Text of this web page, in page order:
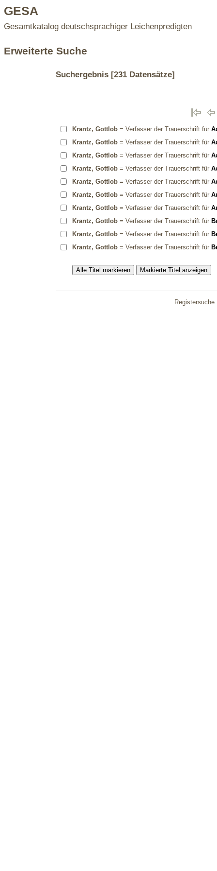
GESA
Gesamtkatalog deutschsprachiger Leichenpredigten
Erweiterte Suche
Suchergebnis[231 Datensätze]
Krantz, Gottlob= Verfasser der Trauerschrift für
Krantz, Gottlob= Verfasser der Trauerschrift für
Krantz, Gottlob= Verfasser der Trauerschrift für
Krantz, Gottlob= Verfasser der Trauerschrift für
Krantz, Gottlob= Verfasser der Trauerschrift für
Krantz, Gottlob= Verfasser der Trauerschrift für
Krantz, Gottlob= Verfasser der Trauerschrift für
Krantz, Gottlob= Verfasser der Trauerschrift für
Krantz, Gottlob= Verfasser der Trauerschrift für
Krantz, Gottlob= Verfasser der Trauerschrift für
Registersuche